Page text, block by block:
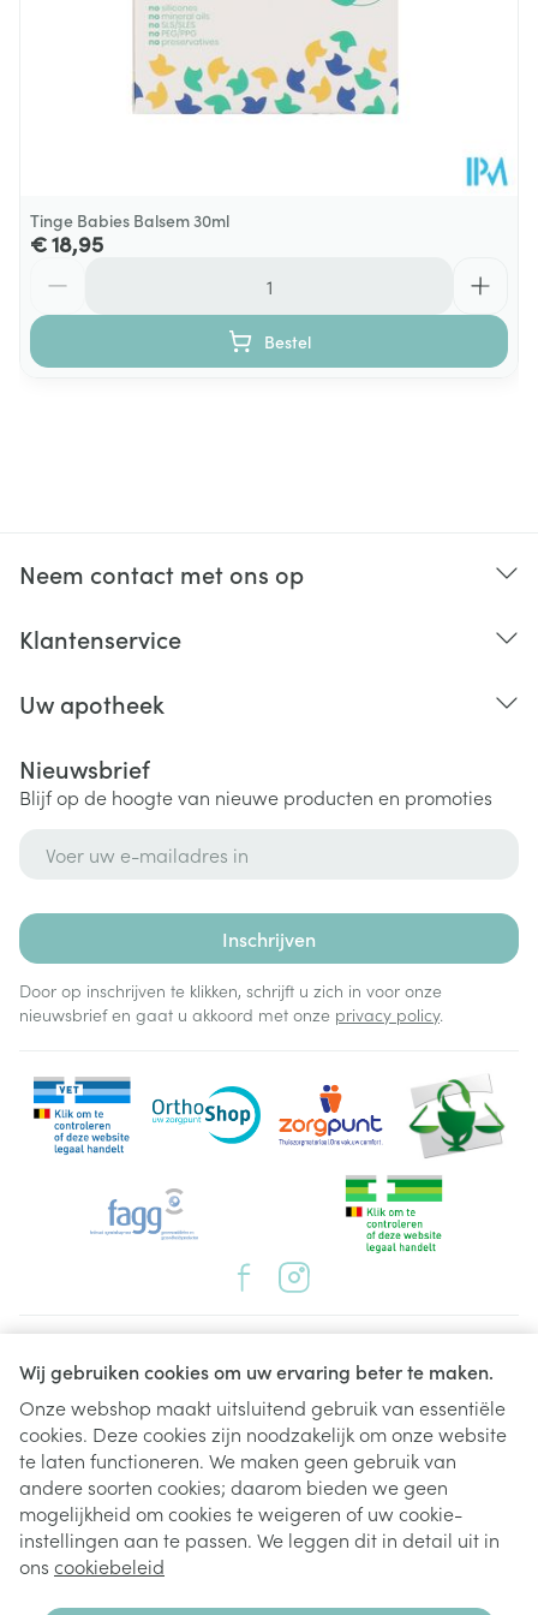
Wij gebruiken cookies om uw ervaring beter te maken.
Onze webshop maakt uitsluitend gebruik van essentiële
cookies. Deze cookies zijn noodzakelijk om onze website
te laten functioneren. We maken geen gebruik van
andere soorten cookies; daarom bieden we geen
mogelijkheid om cookies te weigeren of uw cookie-
instellingen aan te passen. We leggen dit in detail uit in
ons cookiebeleid
Tinge Babies Balsem 30ml
€ 18,95
Bestel
Neem contact met ons op
Klantenservice
Uw apotheek
Nieuwsbrief
Blijf op de hoogte van nieuwe producten en promoties
Inschrijven
Door op inschrijven te klikken, schrijft u zich in voor onze
nieuwsbrief en gaat u akkoord met onze privacy policy.
Juridische links